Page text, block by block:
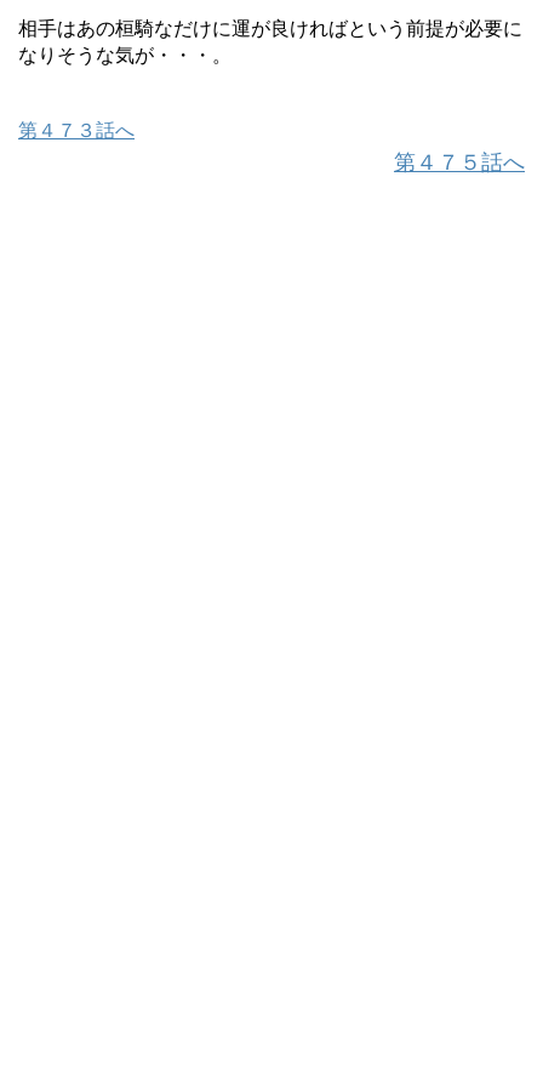
相手はあの桓騎なだけに運が良ければという前提が必要に
なりそうな気が・・・。
第４７３話へ
第４７５話へ